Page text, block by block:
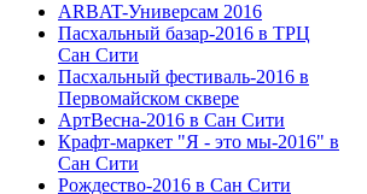
ARBAT-Универсам 2016
Пасхальный базар-2016 в ТРЦ
Сан Сити
Пасхальный фестиваль-2016 в
Первомайском сквере
АртВесна-2016 в Сан Сити
Крафт-маркет "Я - это мы-2016" в
Сан Сити
Рождество-2016 в Сан Сити